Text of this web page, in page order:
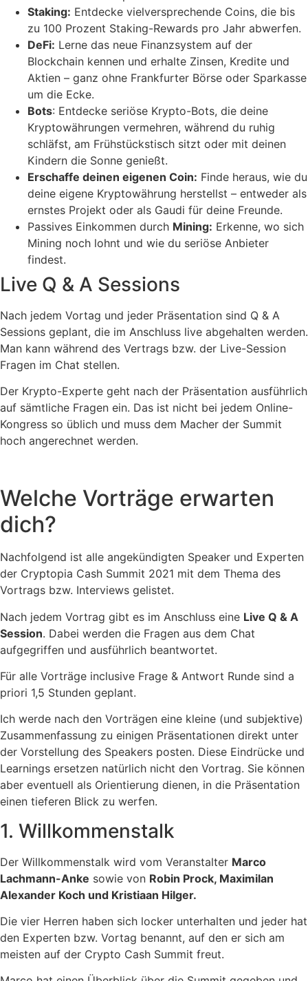
Staking: Entdecke vielversprechende Coins, die bis
zu 100 Prozent Staking-Rewards pro Jahr abwerfen.
DeFi: Lerne das neue Finanzsystem auf der
Blockchain kennen und erhalte Zinsen, Kredite und
Aktien – ganz ohne Frankfurter Börse oder Sparkasse
um die Ecke.
Bots: Entdecke seriöse Krypto-Bots, die deine
Kryptowährungen vermehren, während du ruhig
schläfst, am Frühstückstisch sitzt oder mit deinen
Kindern die Sonne genießt.
Erschaffe deinen eigenen Coin: Finde heraus, wie du
deine eigene Kryptowährung herstellst – entweder als
ernstes Projekt oder als Gaudi für deine Freunde.
Passives Einkommen durch Mining: Erkenne, wo sich
Mining noch lohnt und wie du seriöse Anbieter
findest.
Live Q & A Sessions
Nach jedem Vortag und jeder Präsentation sind Q & A
Sessions geplant, die im Anschluss live abgehalten werden.
Man kann während des Vertrags bzw. der Live-Session
Fragen im Chat stellen.
Der Krypto-Experte geht nach der Präsentation ausführlich
auf sämtliche Fragen ein. Das ist nicht bei jedem Online-
Kongress so üblich und muss dem Macher der Summit
hoch angerechnet werden.
Welche Vorträge erwarten
dich?
Nachfolgend ist alle angekündigten Speaker und Experten
der Cryptopia Cash Summit 2021 mit dem Thema des
Vortrags bzw. Interviews gelistet.
Nach jedem Vortrag gibt es im Anschluss eine Live Q & A
Session. Dabei werden die Fragen aus dem Chat
aufgegriffen und ausführlich beantwortet.
Für alle Vorträge inclusive Frage & Antwort Runde sind a
priori 1,5 Stunden geplant.
Ich werde nach den Vorträgen eine kleine (und subjektive)
Zusammenfassung zu einigen Präsentationen direkt unter
der Vorstellung des Speakers posten. Diese Eindrücke und
Learnings ersetzen natürlich nicht den Vortrag. Sie können
aber eventuell als Orientierung dienen, in die Präsentation
einen tieferen Blick zu werfen.
1. Willkommenstalk
Der Willkommenstalk wird vom Veranstalter Marco
Lachmann-Anke sowie von Robin Prock, Maximilan
Alexander Koch und Kristiaan Hilger.
Die vier Herren haben sich locker unterhalten und jeder hat
den Experten bzw. Vortag benannt, auf den er sich am
meisten auf der Crypto Cash Summit freut.